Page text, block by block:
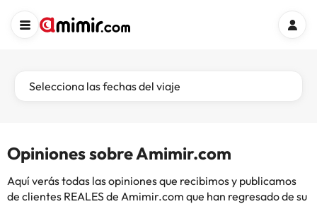
Selecciona las fechas del viaje
Opiniones sobre Amimir.com
Aquí verás todas las opiniones que recibimos y publicamos
de clientes REALES de Amimir.com que han regresado de su